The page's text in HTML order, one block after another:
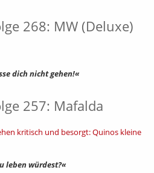
268: MW (Deluxe)
dich nicht gehen!«
257: Mafalda
leben würdest?«